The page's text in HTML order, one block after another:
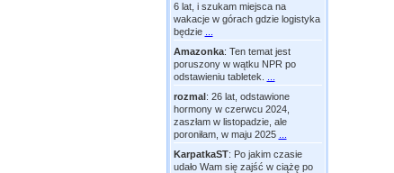
6 lat, i szukam miejsca na
wakacje w górach gdzie logistyka
będzie
Amazonka: Ten temat jest
poruszony w wątku NPR po
odstawieniu tabletek.
rozmal: 26 lat, odstawione
hormony w czerwcu 2024,
zaszłam w listopadzie, ale
poroniłam, w maju 2025
KarpatkaST: Po jakim czasie
udało Wam się zajść w ciążę po